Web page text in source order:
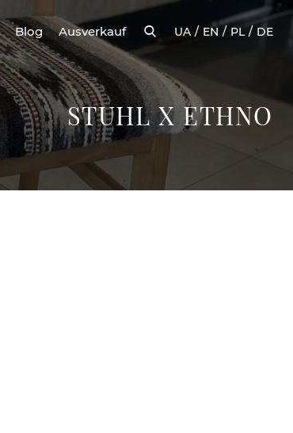
Blog Ausverkauf UA EN PL DE
STUHL X ETHNO